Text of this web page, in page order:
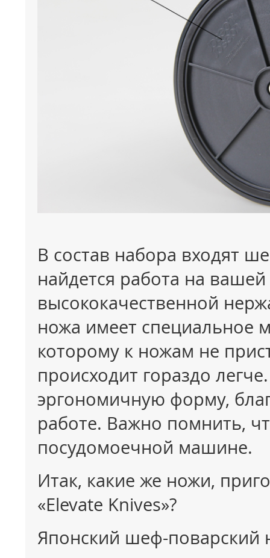
В состав набора входят
найдется работа на
высококачественной
ножа имеет специальное
которому к ножам не
происходит гораздо
эргономичную форму,
работе. Важно помнить,
посудомоечной машине.
Итак, какие же ножи,
«Elevate Knives»?
Японский шеф-поварский